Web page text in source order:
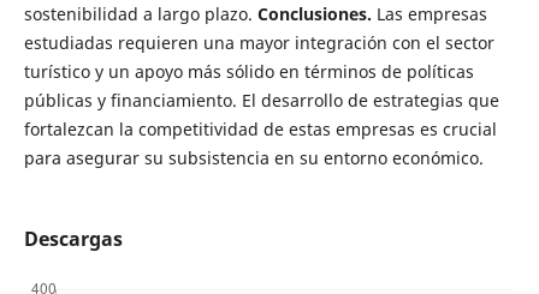
sostenibilidad a largo plazo. Conclusiones. Las empresas
estudiadas requieren una mayor integración con el sector
turístico y un apoyo más sólido en términos de políticas
públicas y financiamiento. El desarrollo de estrategias que
fortalezcan la competitividad de estas empresas es crucial
para asegurar su subsistencia en su entorno económico.
Descargas